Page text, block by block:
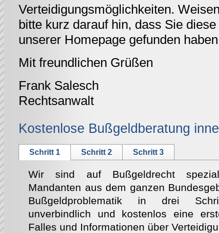
Verteidigungsmöglichkeiten.
bitte kurz darauf hin, dass Sie
unserer Homepage gefunden
Mit freundlichen Grüßen
Frank Salesch
Rechtsanwalt
Kostenlose Bußgeldberatung
Schritt 1 Schritt 2 Schritt 3
Wir sind auf Bußgeldrecht
Mandanten aus dem ganzen
Bußgeldproblematik in drei
unverbindlich und kostenlos eine
Falles und Informationen über